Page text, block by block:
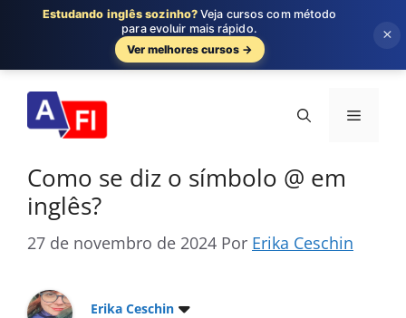
para
conteúdo
Menu
Como se diz o símbolo @ em
inglês?
27 de novembro de 2024 Por Erika Ceschin
Erika Ceschin
Estudando inglês sozinho? Veja cursos com método
para evoluir mais rápido.
Ver melhores cursos →
×